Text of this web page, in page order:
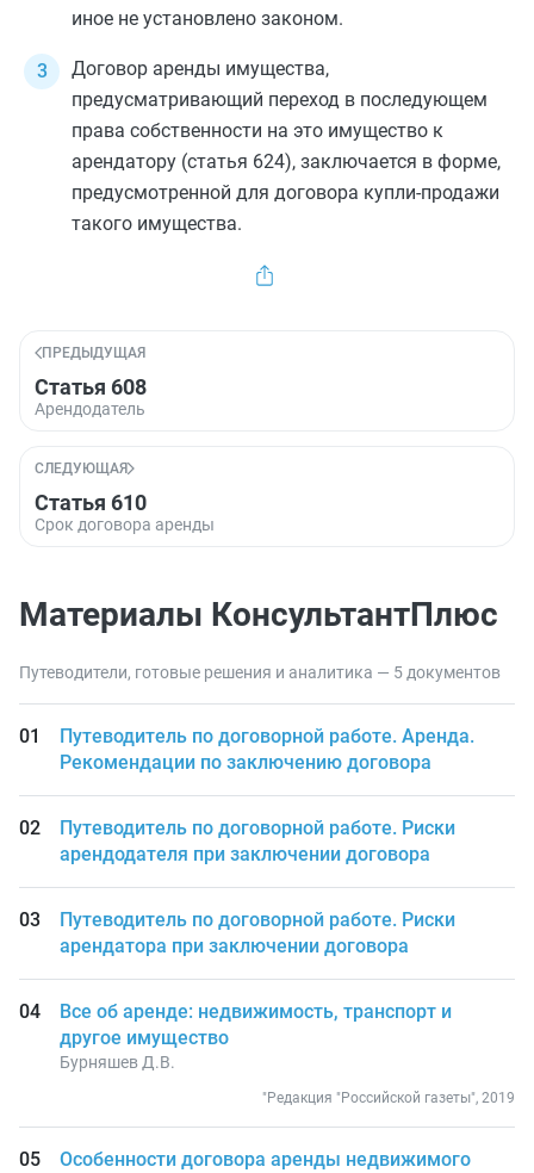
иное не установлено законом.
Договор аренды имущества,
предусматривающий переход в последующем
права собственности на это имущество к
арендатору (статья 624), заключается в форме,
предусмотренной для договора купли-продажи
такого имущества.
ПРЕДЫДУЩАЯ
Статья 608
Арендодатель
СЛЕДУЮЩАЯ
Статья 610
Срок договора аренды
Материалы КонсультантПлюс
Путеводители, готовые решения и аналитика — 5 документов
Путеводитель по договорной работе. Аренда.
Рекомендации по заключению договора
Путеводитель по договорной работе. Риски
арендодателя при заключении договора
Путеводитель по договорной работе. Риски
арендатора при заключении договора
Все об аренде: недвижимость, транспорт и
другое имущество
Бурняшев Д.В.
"Редакция "Российской газеты", 2019
Особенности договора аренды недвижимого